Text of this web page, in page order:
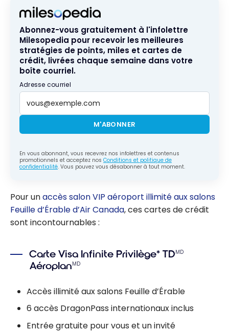
Abonnez-vous gratuitement à l'infolettre
Milesopedia pour recevoir les meilleures
stratégies de points, miles et cartes de
crédit, livrées chaque semaine dans votre
boîte courriel.
Adresse courriel
M'ABONNER
En vous abonnant, vous recevrez nos infolettres et contenus
promotionnels et acceptez nos Conditions et politique de
confidentialité. Vous pouvez vous désabonner à tout moment.
Pour unaccès salon VIP aéroport illimité aux salons
Feuille d’Érable d’Air Canada, ces cartes de crédit
sont incontournables :
Carte Visa Infinite Privilège* TDMD
AéroplanMD
Accès illimité aux salons Feuille d’Érable
6 accès DragonPass internationaux inclus
Entrée gratuite pour vous et un invité